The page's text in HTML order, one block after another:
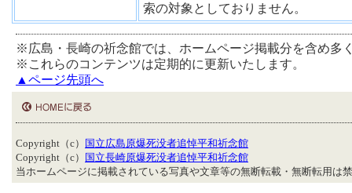
索の対象としておりません。
※広島・長崎の祈念館では、ホームページ掲載分を含め多
※これらのコンテンツは定期的に更新いたします。
▲ページ先頭へ
Copyright（c）
国立広島原爆死没者追悼平和祈念館
Copyright（c）
国立長崎原爆死没者追悼平和祈念館
当ホームページに掲載されている写真や文章等の無断転載・無断転用は